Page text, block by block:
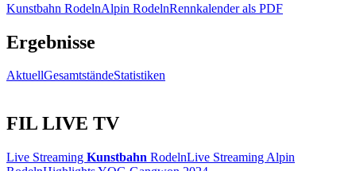
Kunstbahn RodelnAlpin RodelnRennkalender als PDF
Ergebnisse
AktuellGesamtständeStatistiken
FIL LIVE TV
Live Streaming Kunstbahn RodelnLive Streaming Alpin